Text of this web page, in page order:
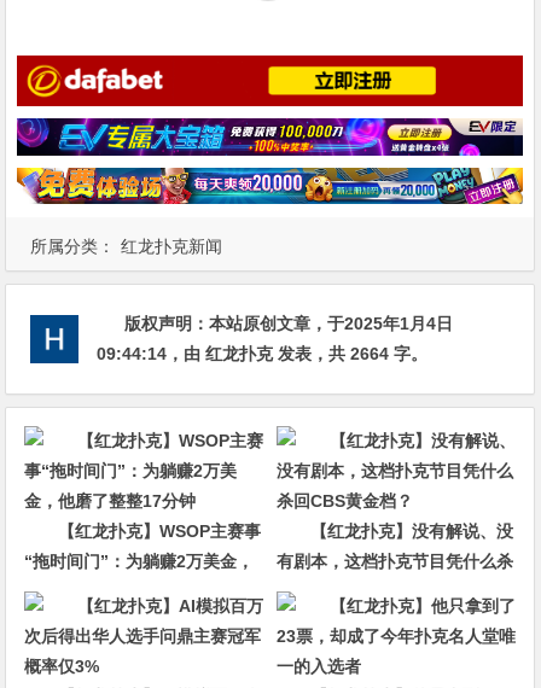
所属分类： 红龙扑克新闻
版权声明：本站原创文章，于2025年1月4日
09:44:14 ，由红龙扑克发表，共 2664 字。
【红龙扑克】WSOP主赛事
“拖时间门”：为躺赚2万美金，
他磨了整整17分钟
【红龙扑克】没有解说、没
有剧本，这档扑克节目凭什么杀
回CBS黄金档？